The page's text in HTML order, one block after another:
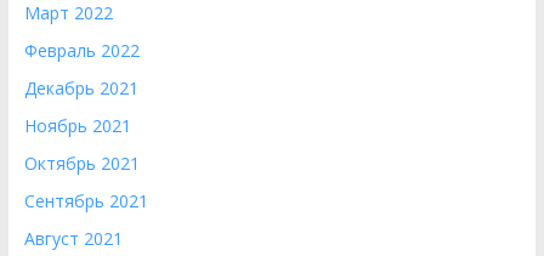
Март 2022
Февраль 2022
Декабрь 2021
Ноябрь 2021
Октябрь 2021
Сентябрь 2021
Август 2021